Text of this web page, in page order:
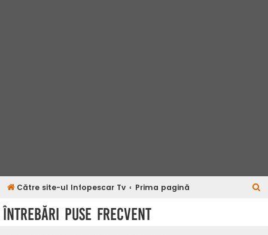
Către site-ul Infopescar Tv Prima pagină
Întrebări puse frecvent